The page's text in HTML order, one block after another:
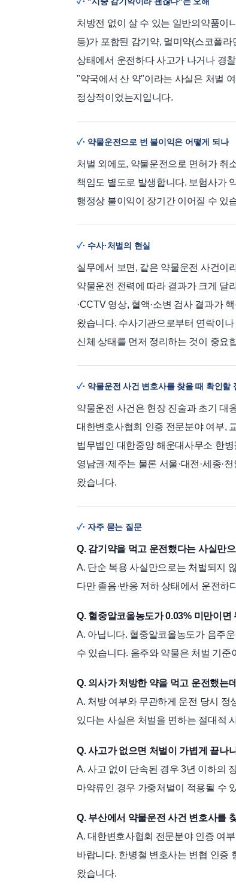
처방전 없이 살 수 있는 일반의약품이
등)가 포함된 감기약, 멀미약(스코폴
상태에서 운전하다 사고가 나거나 경
"약국에서 산 약"이라는 사실은 처벌
정상적이었는지입니다.
· 약물운전으로 번 불이익은 어떻게 되나
처벌 외에도, 약물운전으로 면허가 취
책임도 별도로 발생합니다. 보험사가
행정상 불이익이 장기간 이어질 수 있
· 수사·처벌의 현실
실무에서 보면, 같은 약물운전 사건이
약물운전 전력에 따라 결과가 크게 달
·CCTV 영상, 혈액·소변 검사 결과가
왔습니다. 수사기관으로부터 연락이
신체 상태를 먼저 정리하는 것이 중요
· 약물운전 사건 변호사를 찾을 때 확인할
약물운전 사건은 현장 진술과 초기 대
대한변호사협회 인증 전문분야 여부,
법무법인 대한중앙 해운대사무소 한
영남권·제주는 물론 서울·대전·세종·
왔습니다.
· 자주 묻는 질문
Q. 감기약을 먹고 운전했다는 사실만
A. 단순 복용 사실만으로는 처벌되지
다만 졸음·반응 저하 상태에서 운전
Q. 혈중알코올농도가 0.03% 미만이면
A. 아닙니다. 혈중알코올농도가 음주
수 있습니다. 음주와 약물은 처벌 기준
Q. 의사가 처방한 약을 먹고 운전했는
A. 처방 여부와 무관하게 운전 당시 정
있다는 사실은 처벌을 면하는 절대적
Q. 사고가 없으면 처벌이 가볍게 끝나
A. 사고 없이 단속된 경우 3년 이하의
마약류인 경우 가중처벌이 적용될 수
Q. 부산에서 약물운전 사건 변호사를
A. 대한변호사협회 전문분야 인증 여
바랍니다. 한병철 변호사는 변협 인증
왔습니다.